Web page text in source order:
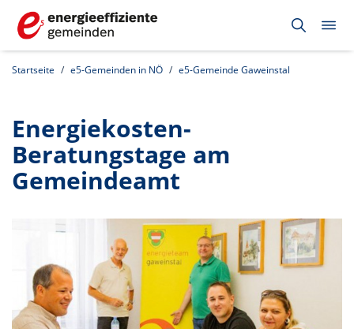
Startseite e5-Gemeinden in NÖ e5-Gemeinde Gaweinstal
Energiekosten-
Beratungstage am
Gemeindeamt